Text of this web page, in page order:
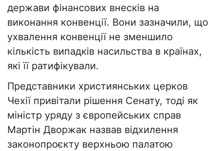
держави фінансових внесків на
виконання конвенції. Вони зазначили, що
ухвалення конвенції не зменшило
кількість випадків насильства в країнах,
які її ратифікували.
Представники християнських церков
Чехії привітали рішення Сенату, тоді як
міністр уряду з європейських справ
Мартін Дворжак назвав відхилення
законопроєкту верхньою палатою